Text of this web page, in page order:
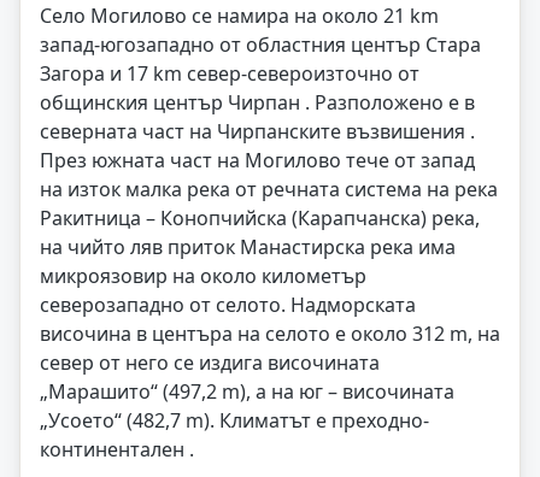
Село Могилово се намира на около 21 km
запад-югозападно от областния център Стара
Загора и 17 km север-североизточно от
общинския център Чирпан . Разположено е в
северната част на Чирпанските възвишения .
През южната част на Могилово тече от запад
на изток малка река от речната система на река
Ракитница – Конопчийска (Карапчанска) река,
на чийто ляв приток Манастирска река има
микроязовир на около километър
северозападно от селото. Надморската
височина в центъра на селото е около 312 m, на
север от него се издига височината
„Марашито“ (497,2 m), а на юг – височината
„Усоето“ (482,7 m). Климатът е преходно-
континентален .